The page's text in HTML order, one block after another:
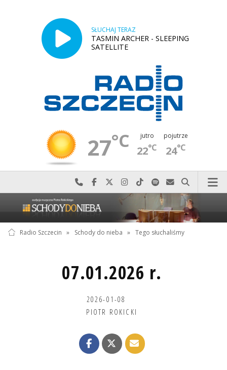
SŁUCHAJ TERAZ
TASMIN ARCHER - SLEEPING
SATELLITE
27°C jutro
22°C
pojutrze
24°C
Najlepiej po prostu do nas zadzwoń
Odwiedź nas na Facebook-u
Odwiedź nas na X
Odwiedź nas na Instagram-ie
Odwiedź nas na TikTok-u
Szukaj nas na Spotify
Wyślij do nas
Szukaj
Radio Szczecin » Schody do nieba » Tego słuchaliśmy
07.01.2026 r.
2026-01-08
PIOTR ROKICKI